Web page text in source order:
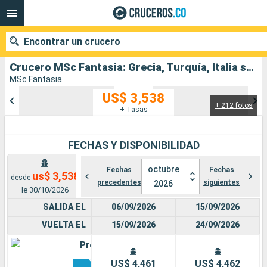
Crucero MSc Fantasia: Grecia, Turquía, Italia salida desde Trieste
MSc Fantasia
+ 212 fotos
US$ 3,538
+ Tasas
FECHAS Y DISPONIBILIDAD
desde us$ 3,538
le 30/10/2026
Fechas
precedentes
octubre
2026
Fechas
siguientes
SALIDA EL
VUELTA EL
Premium
Otros
06/09/2026
15/09/2026
US$ 4,461
15/09/2026
24/09/2026
US$ 4,462
Encontrar un crucero
Puertos Compañías
Buscar